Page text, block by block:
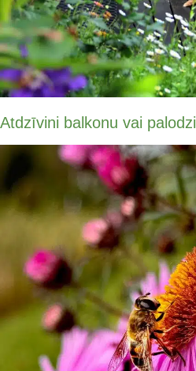
Atdzīvini balkonu vai palodzi